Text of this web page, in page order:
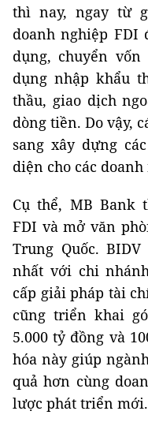
thì nay, ngay từ
doanh nghiệp FDI
dụng, chuyển
dụng nhập khẩu
thầu, giao dịch
dòng tiền. Do vậy,
sang xây dựng
diện cho các
Cụ thể, MB Bank
FDI và mở văn
Trung Quốc.
nhất với chi
cấp giải pháp tài
cũng triển khai
5.000 tỷ đồng và
hóa này giúp
quả hơn cùng
lược phát triển mới.